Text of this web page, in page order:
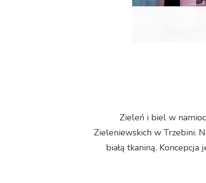
Zieleń i biel w
Zieleniewskich w Trzebini.
białą tkaniną.